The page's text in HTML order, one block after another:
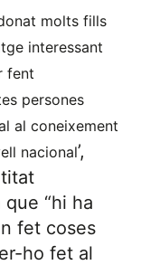
molts fills
interessant
fent
persones
al coneixement
nacional’,
“hi ha
fet coses
ho fet al